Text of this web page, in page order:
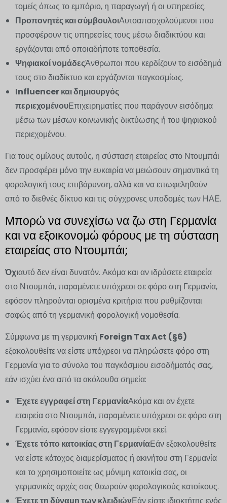
τομείς όπως το εμπόριο, η παραγωγή ή οι υπηρεσίες.
Προπονητές και σύμβουλοιΑυτοαπασχολούμενοι που
προσφέρουν τις υπηρεσίες τους μέσω διαδικτύου και
εργάζονται από οποιαδήποτε τοποθεσία.
Ψηφιακοί νομάδεςΆνθρωποι που κερδίζουν το εισόδημά
τους στο διαδίκτυο και εργάζονται παγκοσμίως.
Influencer και δημιουργός
περιεχομένουΕπιχειρηματίες που παράγουν εισόδημα
μέσω των μέσων κοινωνικής δικτύωσης ή του ψηφιακού
περιεχομένου.
Για τους ομίλους αυτούς, η σύσταση εταιρείας στο Ντουμπάι
δεν προσφέρει μόνο την ευκαιρία να μειώσουν σημαντικά τη
φορολογική τους επιβάρυνση, αλλά και να επωφεληθούν
από το διεθνές δίκτυο και τις σύγχρονες υποδομές των ΗΑΕ.
Μπορώ να συνεχίσω να ζω στη Γερμανία
και να εξοικονομώ φόρους με τη σύσταση
εταιρείας στο Ντουμπάι;
Όχιαυτό δεν είναι δυνατόν. Ακόμα και αν ιδρύσετε εταιρεία
στο Ντουμπάι, παραμένετε υπόχρεοι σε φόρο στη Γερμανία,
εφόσον πληρούνται ορισμένα κριτήρια που ρυθμίζονται
σαφώς από τη γερμανική φορολογική νομοθεσία.
Σύμφωνα με τη γερμανική Foreign Tax Act (§6)
εξακολουθείτε να είστε υπόχρεοι να πληρώσετε φόρο στη
Γερμανία για το σύνολο του παγκόσμιου εισοδήματός σας,
εάν ισχύει ένα από τα ακόλουθα σημεία:
Έχετε εγγραφεί στη ΓερμανίαΑκόμα και αν έχετε
εταιρεία στο Ντουμπάι, παραμένετε υπόχρεοι σε φόρο στη
Γερμανία, εφόσον είστε εγγεγραμμένοι εκεί.
Έχετε τόπο κατοικίας στη ΓερμανίαΕάν εξακολουθείτε
να είστε κάτοχος διαμερίσματος ή ακινήτου στη Γερμανία
και το χρησιμοποιείτε ως μόνιμη κατοικία σας, οι
γερμανικές αρχές σας θεωρούν φορολογικούς κατοίκους.